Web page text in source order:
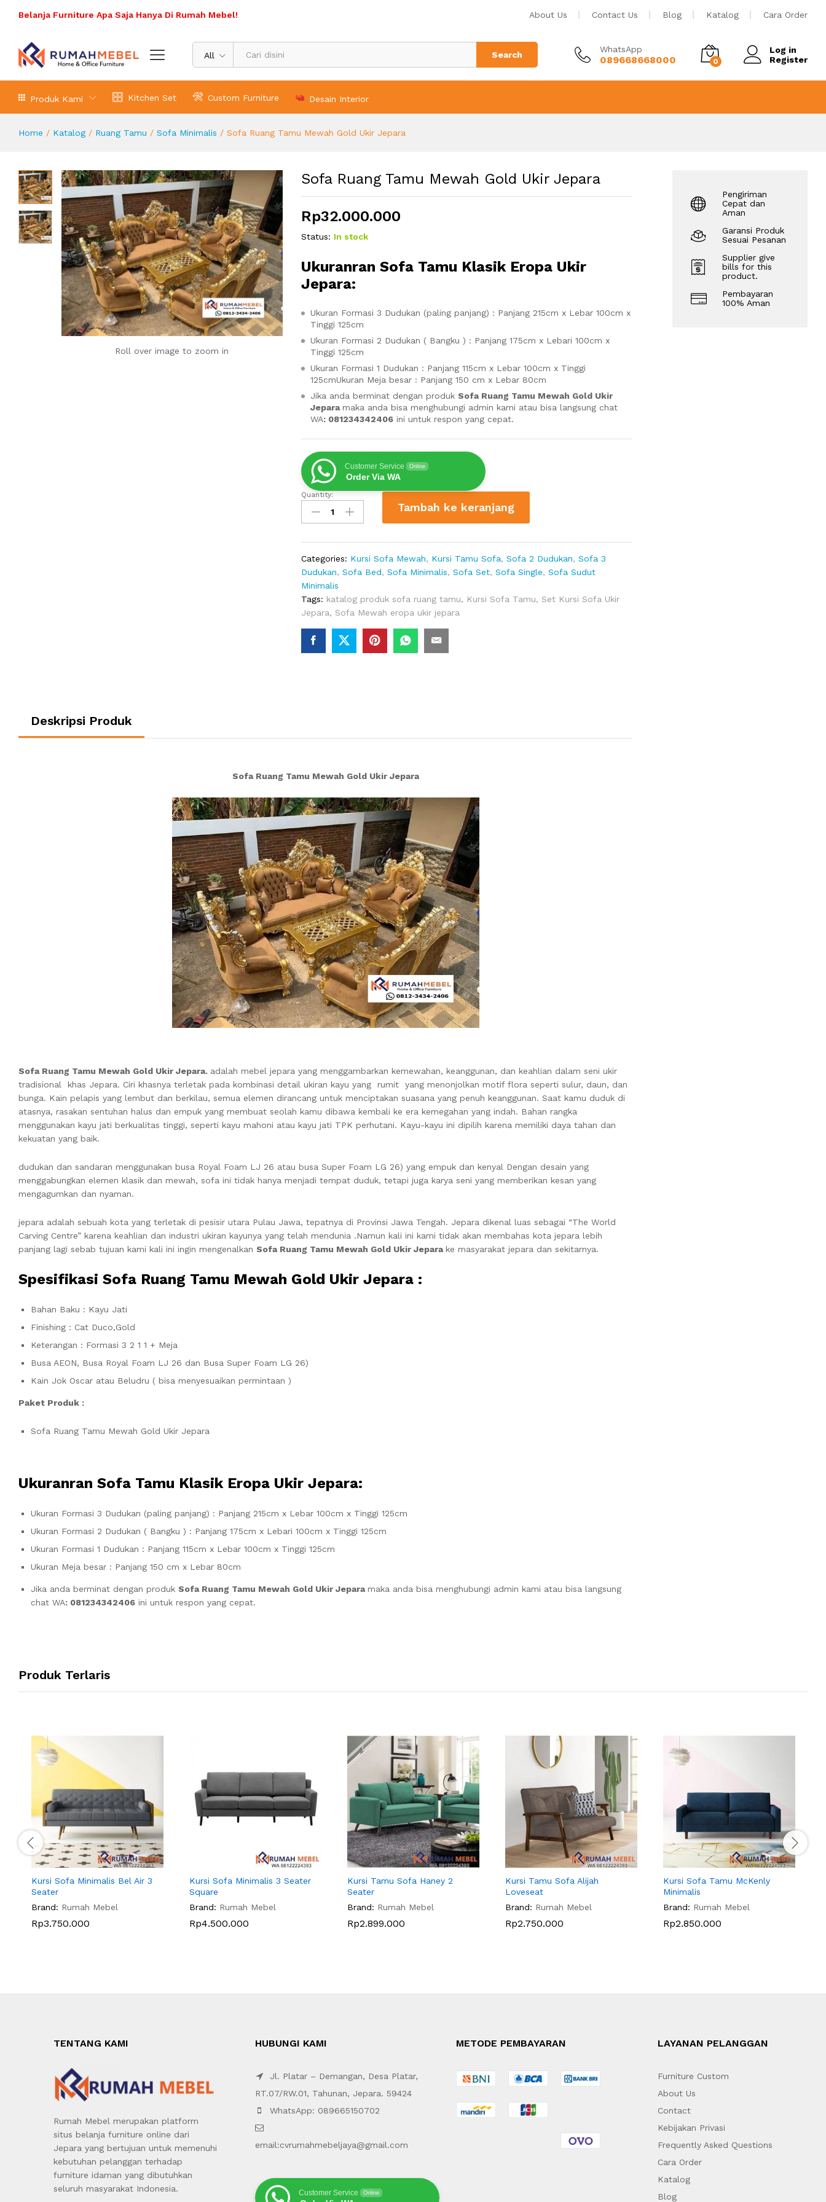
Belanja Furniture Apa Saja Hanya Di Rumah Mebel! About Us Contact Us Blog Katalog Cara Order
All Search
WhatsApp
089668668000 0
Log in
Register
Produk Kami Kitchen Set Custom Furniture Desain Interior
Home / Katalog / Ruang Tamu / Sofa Minimalis / Sofa Ruang Tamu Mewah Gold Ukir Jepara
Roll over image to zoom in
Sofa Ruang Tamu Mewah Gold Ukir Jepara
Rp32.000.000
Status: In stock
Ukuranran Sofa Tamu Klasik Eropa Ukir
Jepara:
Ukuran Formasi 3 Dudukan (paling panjang) : Panjang 215cm x Lebar 100cm x
Tinggi 125cm
Ukuran Formasi 2 Dudukan ( Bangku ) : Panjang 175cm x Lebari 100cm x
Tinggi 125cm
Ukuran Formasi 1 Dudukan : Panjang 115cm x Lebar 100cm x Tinggi
125cmUkuran Meja besar : Panjang 150 cm x Lebar 80cm
Jika anda berminat dengan produk Sofa Ruang Tamu Mewah Gold Ukir
Jeparamaka anda bisa menghubungi admin kami atau bisa langsung chat
WA: 081234342406ini untuk respon yang cepat.
Customer Service Online
Order Via WA
Sofa
Ruang
Tamu
Ukir
Jepara
quantity
Quantity:
Tambah ke keranjang
Categories: Kursi Sofa Mewah, Kursi Tamu Sofa, Sofa 2 Dudukan, Sofa 3
Dudukan, Sofa Bed, Sofa Minimalis, Sofa Set, Sofa Single, Sofa Sudut
Minimalis
Tags: katalog produk sofa ruang tamu, Kursi Sofa Tamu, Set Kursi Sofa Ukir
Jepara, Sofa Mewah eropa ukir jepara
Deskripsi Produk
Sofa Ruang Tamu Mewah Gold Ukir Jepara
Sofa Ruang Tamu Mewah Gold Ukir Jepara. adalah mebel jepara yang menggambarkan kemewahan, keanggunan, dan keahlian dalam seni ukir
tradisional khas Jepara. Ciri khasnya terletak pada kombinasi detail ukiran kayu yang rumit yang menonjolkan motif flora seperti sulur, daun, dan
bunga. Kain pelapis yang lembut dan berkilau, semua elemen dirancang untuk menciptakan suasana yang penuh keanggunan. Saat kamu duduk di
atasnya, rasakan sentuhan halus dan empuk yang membuat seolah kamu dibawa kembali ke era kemegahan yang indah. Bahan rangka
menggunakan kayu jati berkualitas tinggi, seperti kayu mahoni atau kayu jati TPK perhutani. Kayu-kayu ini dipilih karena memiliki daya tahan dan
kekuatan yang baik.
dudukan dan sandaran menggunakan busa Royal Foam LJ 26 atau busa Super Foam LG 26) yang empuk dan kenyal Dengan desain yang
menggabungkan elemen klasik dan mewah, sofa ini tidak hanya menjadi tempat duduk, tetapi juga karya seni yang memberikan kesan yang
mengagumkan dan nyaman.
jepara adalah sebuah kota yang terletak di pesisir utara Pulau Jawa, tepatnya di Provinsi Jawa Tengah. Jepara dikenal luas sebagai “The World
Carving Centre” karena keahlian dan industri ukiran kayunya yang telah mendunia .Namun kali ini kami tidak akan membahas kota jepara lebih
panjang lagi sebab tujuan kami kali ini ingin mengenalkan Sofa Ruang Tamu Mewah Gold Ukir Jepara ke masyarakat jepara dan sekitarnya.
Spesifikasi Sofa Ruang Tamu Mewah Gold Ukir Jepara :
Bahan Baku : Kayu Jati
Finishing : Cat Duco,Gold
Keterangan : Formasi 3 2 1 1 + Meja
Busa AEON, Busa Royal Foam LJ 26 dan Busa Super Foam LG 26)
Kain Jok Oscar atau Beludru ( bisa menyesuaikan permintaan )
Paket Produk :
Sofa Ruang Tamu Mewah Gold Ukir Jepara
Ukuranran Sofa Tamu Klasik Eropa Ukir Jepara:
Ukuran Formasi 3 Dudukan (paling panjang) : Panjang 215cm x Lebar 100cm x Tinggi 125cm
Ukuran Formasi 2 Dudukan ( Bangku ) : Panjang 175cm x Lebari 100cm x Tinggi 125cm
Ukuran Formasi 1 Dudukan : Panjang 115cm x Lebar 100cm x Tinggi 125cm
Ukuran Meja besar : Panjang 150 cm x Lebar 80cm
Jika anda berminat dengan produk Sofa Ruang Tamu Mewah Gold Ukir Jeparamaka anda bisa menghubungi admin kami atau bisa langsung
chat WA: 081234342406 ini untuk respon yang cepat.
Pengiriman
Cepat dan
Aman
Garansi Produk
Sesuai Pesanan
Supplier give
bills for this
product.
Pembayaran
100% Aman
Produk Terlaris
Kursi Sofa Minimalis Bel Air 3
Seater
Brand: Rumah Mebel
Rp3.750.000
Kursi Sofa Minimalis 3 Seater
Square
Brand: Rumah Mebel
Rp4.500.000
Kursi Tamu Sofa Haney 2
Seater
Brand: Rumah Mebel
Rp2.899.000
Kursi Tamu Sofa Alijah
Loveseat
Brand: Rumah Mebel
Rp2.750.000
Kursi Sofa Tamu McKenly
Minimalis
Brand: Rumah Mebel
Rp2.850.000
TENTANG KAMI
Rumah Mebel merupakan platform
situs belanja furniture online dari
Jepara yang bertujuan untuk memenuhi
kebutuhan pelanggan terhadap
furniture idaman yang dibutuhkan
seluruh masyarakat Indonesia.
HUBUNGI KAMI
Jl. Platar – Demangan, Desa Platar,
RT.07/RW.01, Tahunan, Jepara. 59424
WhatsApp: 089665150702
email:cvrumahmebeljaya@gmail.com
Customer Service Online
METODE PEMBAYARAN LAYANAN PELANGGAN
Furniture Custom
About Us
Contact
Kebijakan Privasi
Frequently Asked Questions
Cara Order
Katalog
Blog
Deskripsi Produk
Rp 32.000.000 Tambah ke keranjang